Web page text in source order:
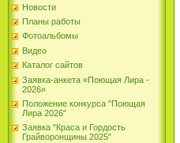
Новости
Планы работы
Фотоальбомы
Видео
Каталог сайтов
Заявка-анкета «Поющая Лира -
2026»
Положение конкурса "Поющая
Лира 2026"
Заявка "Краса и Гордость
Грайворонщины 2025"